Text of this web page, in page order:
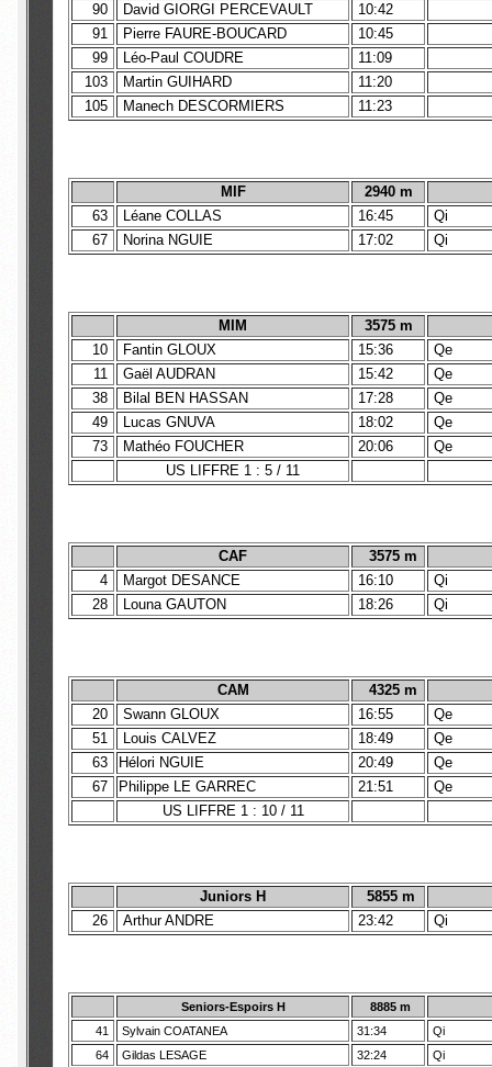
90
David GIORGI PERCEVAULT
10:42
91
Pierre FAURE-BOUCARD
10:45
99
Léo-Paul COUDRE
11:09
103
Martin GUIHARD
11:20
105
Manech DESCORMIERS 11:23
MIF
2940 m
63
Léane COLLAS 16:45
Qi
67
Norina NGUIE 17:02 Qi
MIM
3575 m
10
Fantin GLOUX 15:36
Qe
11
Gaël AUDRAN 15:42
Qe
38
Bilal BEN HASSAN 17:28
Qe
49
Lucas GNUVA 18:02
Qe
73
Mathéo FOUCHER 20:06
Qe
US LIFFRE 1 : 5 / 11
CAF
3575 m
4
Margot DESANCE 16:10
Qi
28
Louna GAUTON 18:26 Qi
CAM
4325 m
20
Swann GLOUX 16:55
Qe
51
Louis CALVEZ 18:49
Qe
63
Hélori NGUIE 20:49
Qe
67
Philippe LE GARREC 21:51
Qe
US LIFFRE 1 : 10 / 11
Juniors H
5855 m
26
Arthur ANDRE 23:42 Qi
Seniors-Espoirs H
8885 m
41
Sylvain COATANEA 31:34
Qi
64
Gildas LESAGE 32:24 Qi